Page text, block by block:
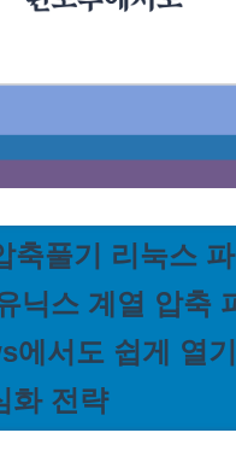
축풀기 리눅스 파
닉스 계열 압축
에서도 쉽게 열
화 전략